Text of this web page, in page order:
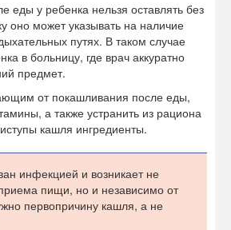
еды у ребенка нельзя оставлять без
оно может указывать на наличие
путях. В таком случае
в больницу, где врач аккуратно
предмет.
от покашливания после еды,
а также устранить из рациона
кашля ингредиенты.
инфекцией и возникает не
пищи, но и независимо от
первопричину кашля, а не